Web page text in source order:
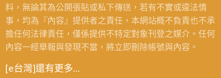
料，無論其為公開張貼或私下傳送，若有不實或違法情
事，均為『內容』提供者之責任，本網站概不負責也不承
擔任何法律責任，僅係提供不特定對象刊登之媒介。任何
內容一經舉報與發現不當，將立即刪除帳號與內容。
[e台灣]還有更多…